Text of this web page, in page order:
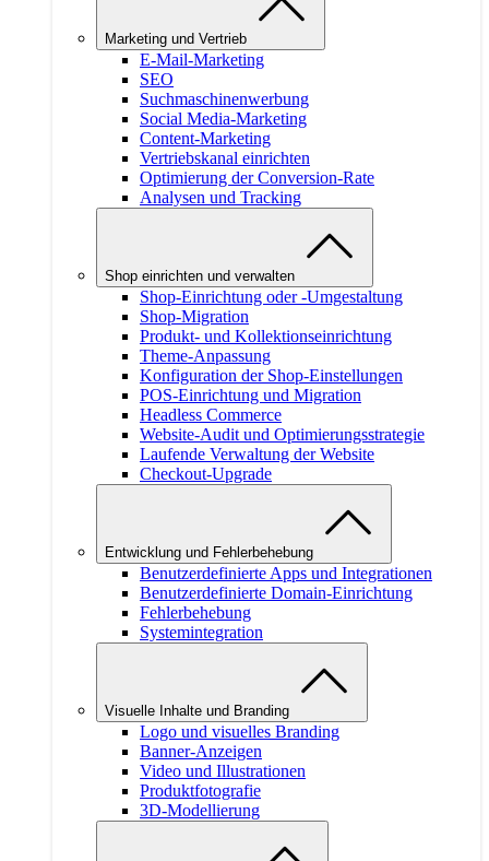
Marketing und Vertrieb
E-Mail-Marketing
SEO
Suchmaschinenwerbung
Social Media-Marketing
Content-Marketing
Vertriebskanal einrichten
Optimierung der Conversion-Rate
Analysen und Tracking
Shop einrichten und verwalten
Shop-Einrichtung oder -Umgestaltung
Shop-Migration
Produkt- und Kollektionseinrichtung
Theme-Anpassung
Konfiguration der Shop-Einstellungen
POS-Einrichtung und Migration
Headless Commerce
Website-Audit und Optimierungsstrategie
Laufende Verwaltung der Website
Checkout-Upgrade
Entwicklung und Fehlerbehebung
Benutzerdefinierte Apps und Integrationen
Benutzerdefinierte Domain-Einrichtung
Fehlerbehebung
Systemintegration
Visuelle Inhalte und Branding
Logo und visuelles Branding
Banner-Anzeigen
Video und Illustrationen
Produktfotografie
3D-Modellierung